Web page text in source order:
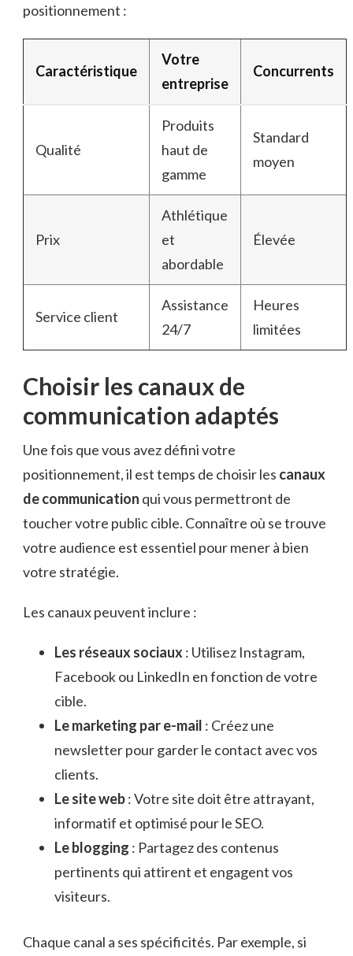
positionnement :
Caractéristique
Votre
entreprise
Concurrents
Qualité
Produits
haut de
gamme
Standard
moyen
Prix
Athlétique
et
abordable
Élevée
Service client
Assistance
24/7
Heures
limitées
Choisir les canaux de
communication adaptés
Une fois que vous avez défini votre
positionnement, il est temps de choisir les canaux
de communication qui vous permettront de
toucher votre public cible. Connaître où se trouve
votre audience est essentiel pour mener à bien
votre stratégie.
Les canaux peuvent inclure :
Les réseaux sociaux : Utilisez Instagram,
Facebook ou LinkedIn en fonction de votre
cible.
Le marketing par e-mail : Créez une
newsletter pour garder le contact avec vos
clients.
Le site web: Votre site doit être attrayant,
informatif et optimisé pour le SEO.
Le blogging : Partagez des contenus
pertinents qui attirent et engagent vos
visiteurs.
Chaque canal a ses spécificités. Par exemple, si